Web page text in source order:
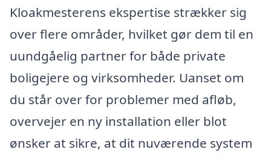
Kloakmesterens ekspertise strækker sig
over flere områder, hvilket gør dem til en
uundgåelig partner for både private
boligejere og virksomheder. Uanset om
du står over for problemer med afløb,
overvejer en ny installation eller blot
ønsker at sikre, at dit nuværende system